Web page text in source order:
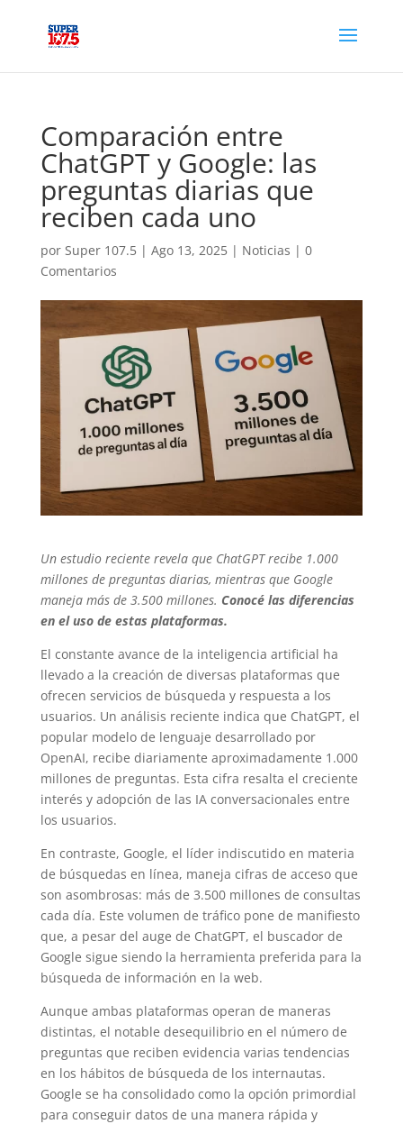
Comparación entre
ChatGPT y Google: las
preguntas diarias que
reciben cada uno
por Super 107.5| Ago 13, 2025| Noticias | 0
Comentarios
Un estudio reciente revela que ChatGPT recibe 1.000
millones de preguntas diarias, mientras que Google
maneja más de 3.500 millones. Conocé las diferencias
en el uso de estas plataformas.
El constante avance de la inteligencia artificial ha
llevado a la creación de diversas plataformas que
ofrecen servicios de búsqueda y respuesta a los
usuarios. Un análisis reciente indica que ChatGPT, el
popular modelo de lenguaje desarrollado por
OpenAI, recibe diariamente aproximadamente 1.000
millones de preguntas. Esta cifra resalta el creciente
interés y adopción de las IA conversacionales entre
los usuarios.
En contraste, Google, el líder indiscutido en materia
de búsquedas en línea, maneja cifras de acceso que
son asombrosas: más de 3.500 millones de consultas
cada día. Este volumen de tráfico pone de manifiesto
que, a pesar del auge de ChatGPT, el buscador de
Google sigue siendo la herramienta preferida para la
búsqueda de información en la web.
Aunque ambas plataformas operan de maneras
distintas, el notable desequilibrio en el número de
preguntas que reciben evidencia varias tendencias
en los hábitos de búsqueda de los internautas.
Google se ha consolidado como la opción primordial
para conseguir datos de una manera rápida y